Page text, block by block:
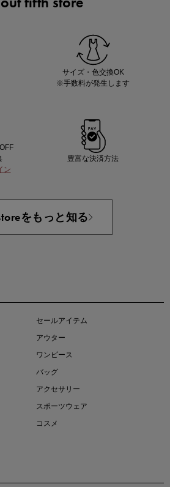
ーポン
サイズ・色交換OK
※手数料が発生します
ン
豊富な決済方法
をもっと知る
セールアイテム
アウター
ワンピース
バッグ
アクセサリー
スポーツウェア
コスメ